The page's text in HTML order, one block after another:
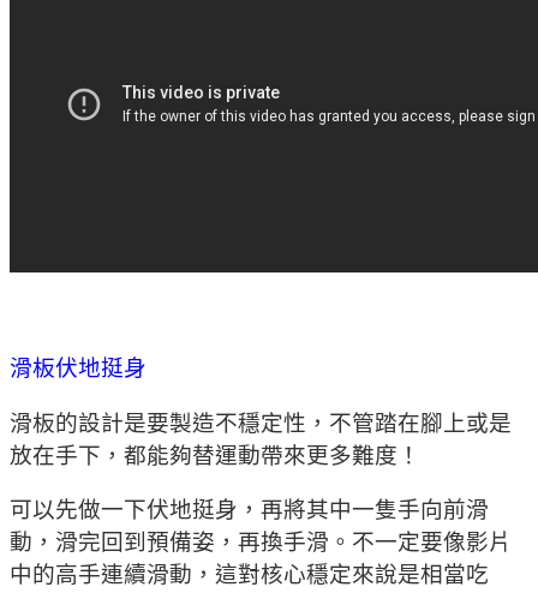
滑板伏地挺身
滑板的設計是要製造不穩定性，不管踏在腳上或是
放在手下，都能夠替運動帶來更多難度！
可以先做一下伏地挺身，再將其中一隻手向前滑
動，滑完回到預備姿，再換手滑。不一定要像影片
中的高手連續滑動，這對核心穩定來說是相當吃